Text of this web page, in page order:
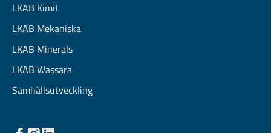
LKAB Kimit
LKAB Mekaniska
LKAB Minerals
LKAB Wassara
Samhällsutveckling